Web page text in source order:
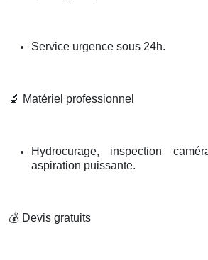
Service urgence sous 24h.
🔬 Matériel professionnel
Hydrocurage, inspection
aspiration puissante.
💰 Devis gratuits